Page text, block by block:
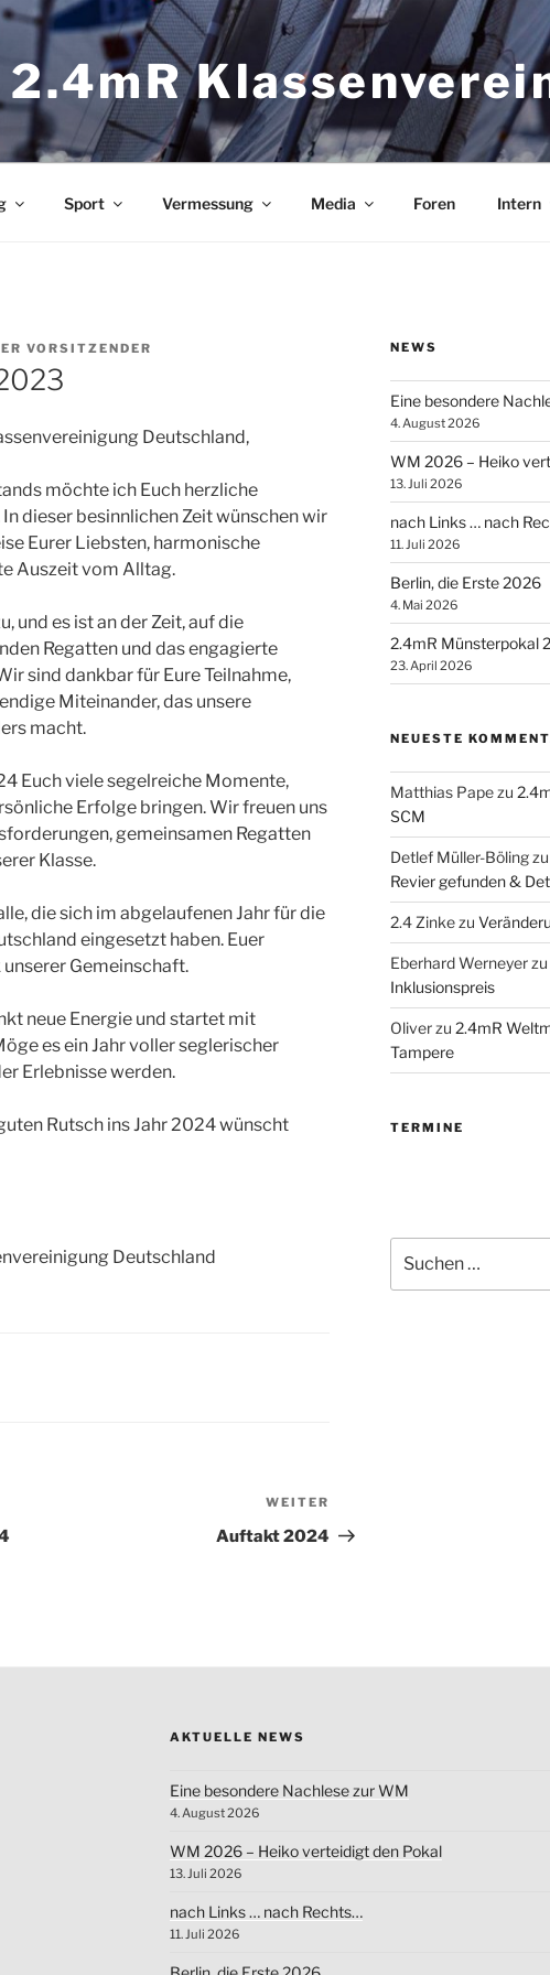
Sport Vermessung Media Foren Intern
VORSITZENDER
Deutschland,
möchte ich Euch herzliche
dieser besinnlichen Zeit wünschen wir
Eurer Liebsten, harmonische
Auszeit vom Alltag.
und es ist an der Zeit, auf die
Regatten und das engagierte
sind dankbar für Eure Teilnahme,
Miteinander, das unsere
macht.
Euch viele segelreiche Momente,
Erfolge bringen. Wir freuen uns
gemeinsamen Regatten
Klasse.
die sich im abgelaufenen Jahr für die
eingesetzt haben. Euer
Gemeinschaft.
neue Energie und startet mit
es ein Jahr voller seglerischer
Erlebnisse werden.
Rutsch ins Jahr 2024 wünscht
Deutschland
Beitrag
WEITER
Auftakt 2024
NEWS
Eine besondere
4. August 2026
WM 2026 – Heiko
13. Juli 2026
nach Links … nach
11. Juli 2026
Berlin, die Erste 2026
4. Mai 2026
2.4mR Münsterpokal
23. April 2026
NEUESTE
Matthias Papezu
SCM
Detlef Müller-Bölingzu
Revier gefunden &
2.4 Zinkezu
Eberhard Werneyerzu
Inklusionspreis
Oliverzu 2.4mR
Tampere
TERMINE
nach:
AKTUELLE NEWS
Eine besondere Nachlese zur WM
4. August 2026
WM 2026 – Heiko verteidigt den Pokal
13. Juli 2026
nach Links … nach Rechts…
11. Juli 2026